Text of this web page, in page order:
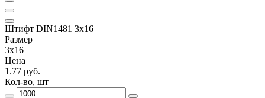
Штифт DIN1481 3х16
Размер
3х16
Цена
1.77 руб.
Кол-во, шт